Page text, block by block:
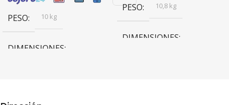
PESO 10 kg
DIMENSIONES
PESO 10,8 kg
DIMENSIONES